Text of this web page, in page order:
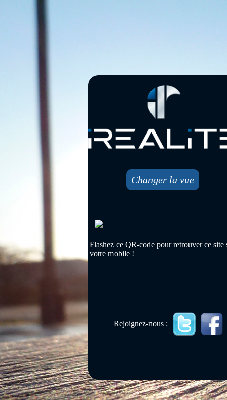
Changer la vue
Flashez ce QR-code pour retrouver ce site
votre mobile !
Rejoignez-nous :